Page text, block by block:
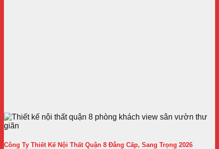
Công Ty Thiết Kế Nội Thất Quận 8 Đẳng Cấp, Sang Trọng 2026